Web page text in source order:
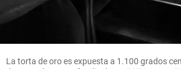
La torta de oro es expuesta a 1.100 grados